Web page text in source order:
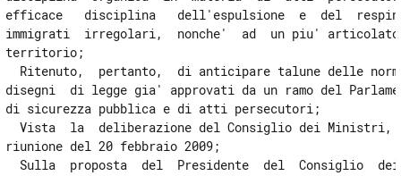
13
14
Allegati
efficace   disciplina   dell'espulsione  e  del
immigrati  irregolari,  nonche'  ad  un piu'
territorio;
Ritenuto,  pertanto,  di anticipare talune delle
disegni  di legge gia' approvati da un ramo del
di sicurezza pubblica e di atti persecutori;
Vista  la  deliberazione del Consiglio dei Ministri,
riunione del 20 febbraio 2009;
Sulla  proposta  del  Presidente  del  Consiglio